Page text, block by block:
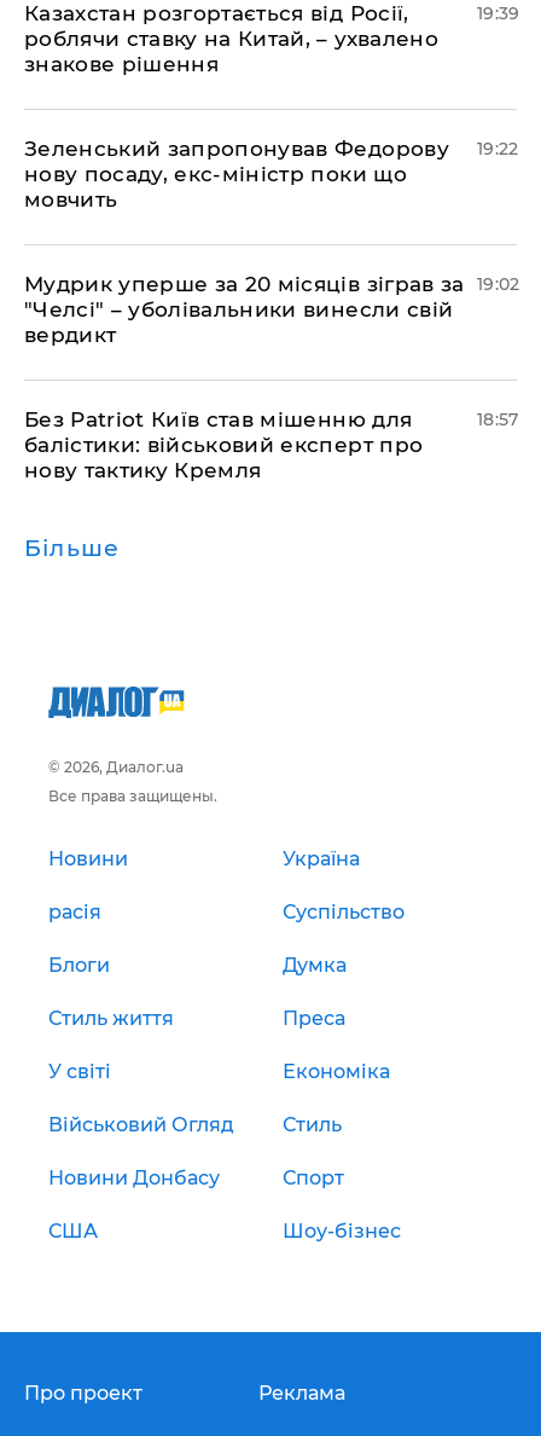
​Казахстан розгортається від Росії,
роблячи ставку на Китай, – ухвалено
знакове рішення
19:39
​Зеленський запропонував Федорову
нову посаду, екс-міністр поки що
мовчить
19:22
​Мудрик уперше за 20 місяців зіграв за
"Челсі" – уболівальники винесли свій
вердикт
19:02
​Без Patriot Київ став мішенню для
балістики: військовий експерт про
нову тактику Кремля
18:57
Більше
© 2026, Диалог.ua
Все права защищены.
Новини Україна
расія Суспільство
Блоги Думка
Стиль життя Преса
У світі Економіка
Військовий Огляд Стиль
Новини Донбасу Спорт
США Шоу-бізнес
Про проект Реклама